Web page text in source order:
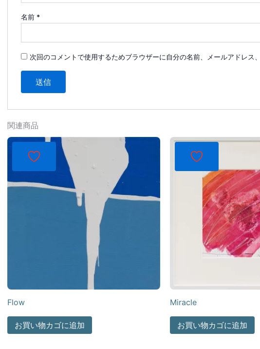
名前 *
次回のコメントで使用するためブラウザーに自分の名前、メールアドレス
関連商品
Flow
お買い物カゴに追加
Miracle
お買い物カゴに追加